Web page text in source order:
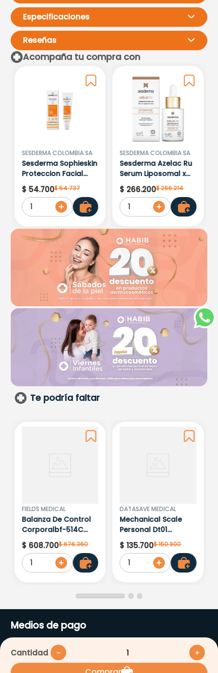
Cantidad ＋
－
Especificaciones
Reseñas
Por favor, inicia sesión para
escribir un comentario.
Más reciente
No hay comentarios.
Acompaña tu compra con
SESDERMA COLOMBIA SA
Sesderma Sophieskin
Proteccion Facial
Kids Hypoallergenic
Spf 500 Moisturising
$ 54.700$54.737
1
SESDERMA COLOMBIA SA
Sesderma Azelac Ru
Serum Liposomal x
30ml
$ 266.200$266.214
1
Te podría faltar
FIELDS MEDICAL
Balanza De Control
Corporalbf-514C
Omron
$ 608.700$676.360
1
DATASAVE MEDICAL
Mechanical Scale
Personal Dt01
Blanco-Negro
$ 135.700$150.800
1
Medios de pago